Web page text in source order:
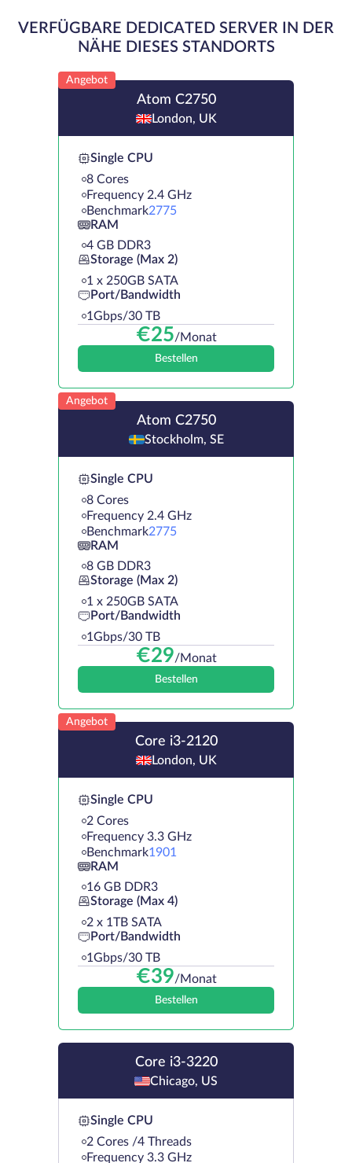
VERFÜGBARE DEDICATED SERVER IN DER
NÄHE DIESES STANDORTS
Angebot
Atom C2750
London, UK
Single CPU
8 Cores
Frequency 2.4 GHz
Benchmark2775
RAM
4 GB DDR3
Storage (Max 2)
1 х 250GB SATA
Port/Bandwidth
1Gbps/30 TB
€25/Monat
Bestellen
Angebot
Atom C2750
Stockholm, SE
Single CPU
8 Cores
Frequency 2.4 GHz
Benchmark2775
RAM
8 GB DDR3
Storage (Max 2)
1 х 250GB SATA
Port/Bandwidth
1Gbps/30 TB
€29/Monat
Bestellen
Angebot
Core i3-2120
London, UK
Single CPU
2 Cores
Frequency 3.3 GHz
Benchmark1901
RAM
16 GB DDR3
Storage (Max 4)
2 х 1TB SATA
Port/Bandwidth
1Gbps/30 TB
€39/Monat
Bestellen
Core i3-3220
Chicago, US
Single CPU
2 Cores /4 Threads
Frequency 3.3 GHz